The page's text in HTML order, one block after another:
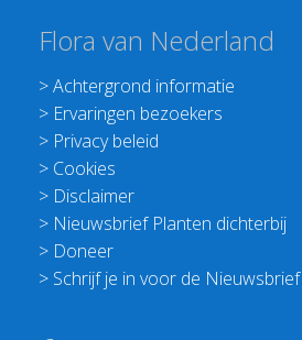
Flora van Nederland
>Achtergrond informatie
> Ervaringen bezoekers
> Privacy beleid
> Cookies
> Disclaimer
> Nieuwsbrief Planten dichterbij
> Doneer
> Schrijf je in voor de Nieuwsbrief